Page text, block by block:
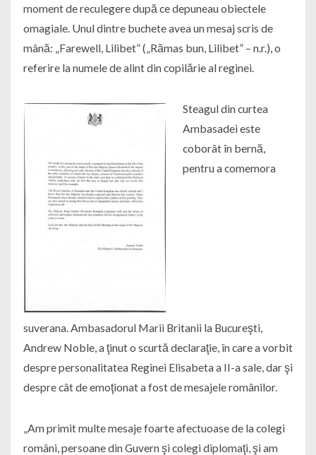
moment de reculegere după ce depuneau obiectele
omagiale. Unul dintre buchete avea un mesaj scris de
mână: „Farewell, Lilibet” („Rămas bun, Lilibet” – n.r.), o
referire la numele de alint din copilărie al reginei.
Steagul din curtea
Ambasadei este
coborât în bernă,
pentru a comemora
suverana. Ambasadorul Marii Britanii la Bucureşti,
Andrew Noble, a ţinut o scurtă declaraţie, în care a vorbit
despre personalitatea Reginei Elisabeta a II-a sale, dar şi
despre cât de emoţionat a fost de mesajele românilor.
„Am primit multe mesaje foarte afectuoase de la colegi
români, persoane din Guvern şi colegi diplomaţi, şi am